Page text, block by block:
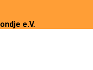
e.V.